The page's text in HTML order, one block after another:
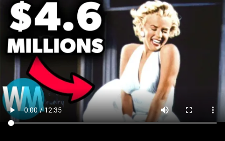
Stars
Jeux vidéo
Comics
Anime
Culture pop
Musique
Stars
Jeux vidéo
Comics
Anime